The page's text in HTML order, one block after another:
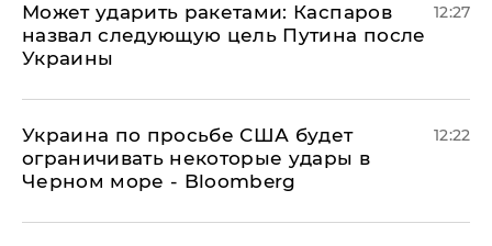
Может ударить ракетами: Каспаров
назвал следующую цель Путина после
Украины
12:27
Украина по просьбе США будет
ограничивать некоторые удары в
Черном море - Bloomberg
12:22